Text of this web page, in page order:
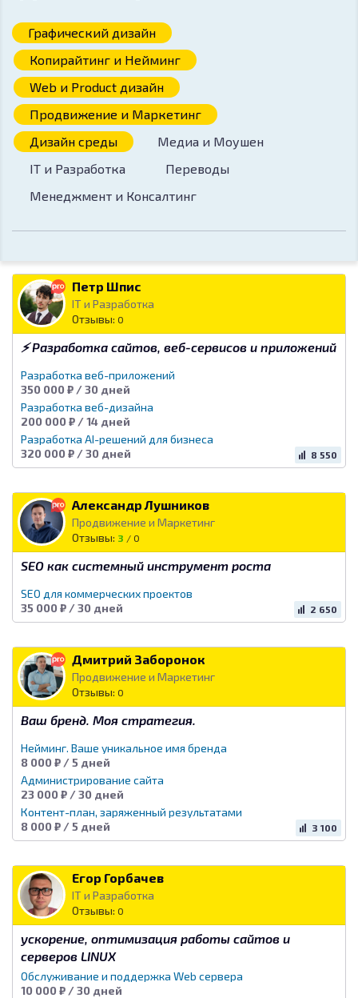
Графический дизайн
Копирайтинг и Нейминг
Web и Product дизайн
Продвижение и Маркетинг
Дизайн среды
Медиа и Моушен
IT и Разработка
Переводы
Менеджмент и Консалтинг
Петр Шпис
IT и Разработка
Отзывы: 0
⚡ Разработка сайтов, веб-сервисов и приложений
Разработка веб-приложений
350 000 ₽ / 30 дней
Разработка веб-дизайна
200 000 ₽ / 14 дней
Разработка AI-решений для бизнеса
320 000 ₽ / 30 дней
8 550
Александр Лушников
Продвижение и Маркетинг
Отзывы: 3 / 0
SEO как системный инструмент роста
SEO для коммерческих проектов
35 000 ₽ / 30 дней
2 650
Дмитрий Заборонок
Продвижение и Маркетинг
Отзывы: 0
Ваш бренд. Моя стратегия.
Нейминг. Ваше уникальное имя бренда
8 000 ₽ / 5 дней
Администрирование сайта
23 000 ₽ / 30 дней
Контент-план, заряженный результатами
8 000 ₽ / 5 дней
3 100
Егор Горбачев
IT и Разработка
Отзывы: 0
ускорение, оптимизация работы сайтов и
серверов LINUX
Обслуживание и поддержка Web сервера
10 000 ₽ / 30 дней